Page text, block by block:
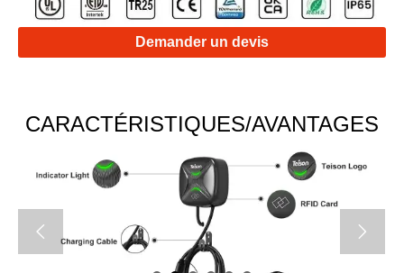
Demander un devis
CARACTÉRISTIQUES/AVANTAGES
 